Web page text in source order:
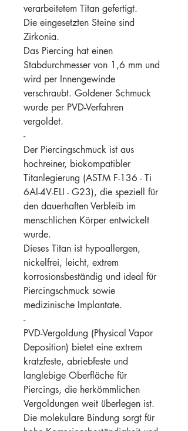
verarbeitetem Titan gefertigt.
Die eingesetzten Steine sind
Zirkonia.
Das Piercing hat einen
Stabdurchmesser von 1,6 mm und
wird per Innengewinde
verschraubt. Goldener Schmuck
wurde per PVD-Verfahren
vergoldet.
-
Der Piercingschmuck ist aus
hochreiner, biokompatibler
Titanlegierung (ASTM F-136 - Ti
6Al-4V-ELI - G23), die speziell für
den dauerhaften Verbleib im
menschlichen Körper entwickelt
wurde.
Dieses Titan ist hypoallergen,
nickelfrei, leicht, extrem
korrosionsbeständig und ideal für
Piercingschmuck sowie
medizinische Implantate.
-
PVD-Vergoldung (Physical Vapor
Deposition) bietet eine extrem
kratzfeste, abriebfeste und
langlebige Oberfläche für
Piercings, die herkömmlichen
Vergoldungen weit überlegen ist.
Die molekulare Bindung sorgt für